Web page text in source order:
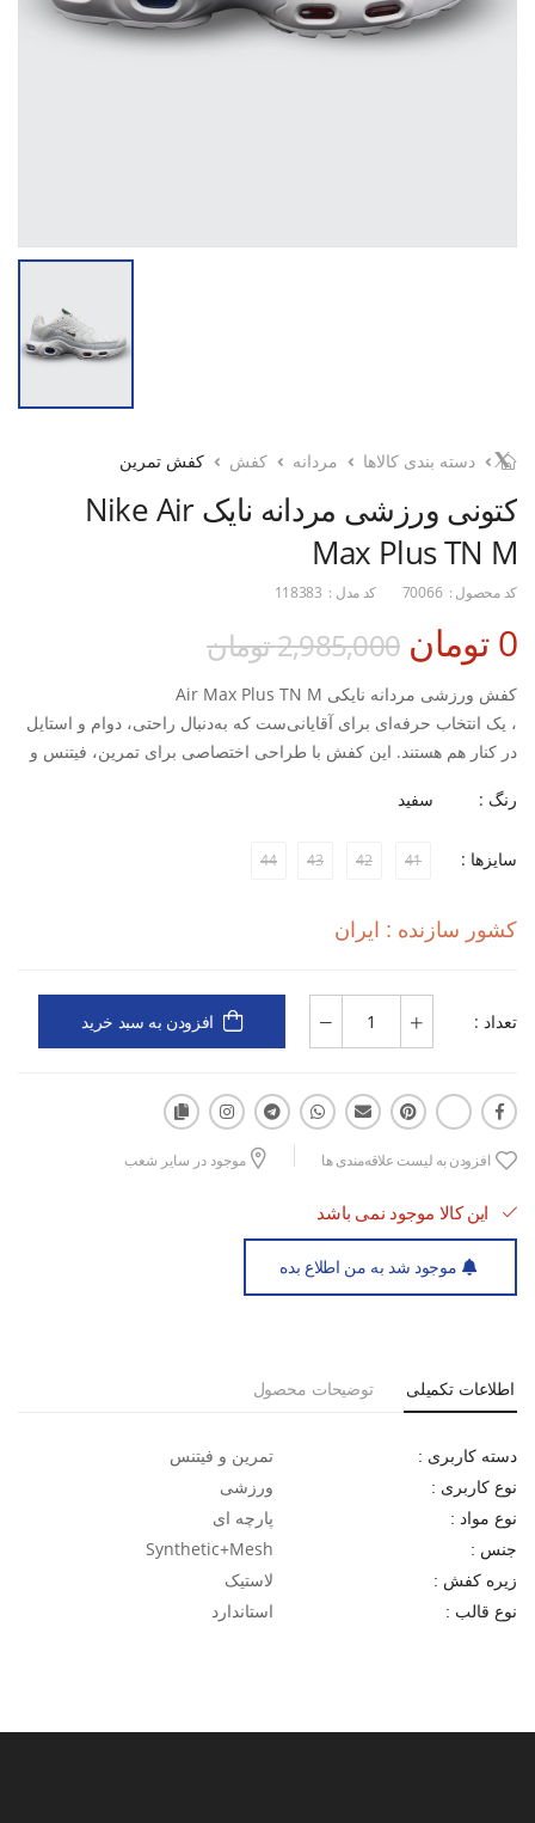
دسته بندی کالاها مردانه کفش کفش تمرین
کتونی ورزشی مردانه نایک Nike Air
Max Plus TN M
کد محصول : 70066 کد مدل : 118383
0 تومان 2,985,000 تومان
کفش ورزشی مردانه نایکی Air Max Plus TN M
، یک انتخاب حرفه‌ای برای آقایانی‌ست که به‌دنبال راحتی، دوام و استایل
در کنار هم هستند. این کفش با طراحی اختصاصی برای تمرین، فیتنس و
نرم و بدون فشار به پاها در تمرینات طولانی و پرتحرک ایجاد می‌کند.
زیره کفش: لاستیکی، ضدسایش و بادوام، مناسب برای سطوح مختلف
نوع قالب: استاندارد ، با راحتی بالا و فرم‌دهی اصولی به پا
فناوری Air Max: دارای بالشتک‌های هوا در زیره برای جذب فشار و
افزایش راحتی هنگام تمرین یا پیاده‌روی طولانی
کفش ورزشی مردانه نایکی Air Max Plus TN M
با خرید این مدل از اسپورتلند، علاوه‌بر بهرمندی از کیفیت بالا،می‌توانید از
رنگ : سفید
سایزها : 41
42
43
44
کشور سازنده : ایران
تعداد : افزودن به سبد خرید
افزودن به لیست علاقه‌مندی ها موجود در سایر شعب
این کالا موجود نمی باشد
موجود شد به من اطلاع بده
اطلاعات تکمیلی توضیحات محصول
دسته کاربری : تمرین و فیتنس
نوع کاربری : ورزشی
نوع مواد : پارچه ای
جنس : Synthetic+Mesh
زیره کفش : لاستیک
نوع قالب : استاندارد